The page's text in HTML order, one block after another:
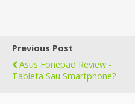
Previous Post
Asus Fonepad Review -
Tableta Sau Smartphone?